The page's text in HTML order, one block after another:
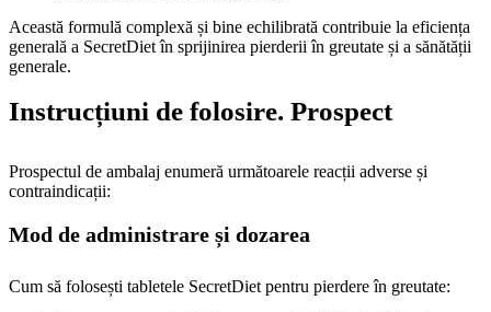
Această formulă complexă și bine echilibrată contribuie la eficiența
generală a SecretDiet în sprijinirea pierderii în greutate și a sănătății
generale.
Instrucțiuni de folosire. Prospect
Prospectul de ambalaj enumeră următoarele reacții adverse și
contraindicații:
Mod de administrare și dozarea
Cum să folosești tabletele SecretDiet pentru pierdere în greutate: